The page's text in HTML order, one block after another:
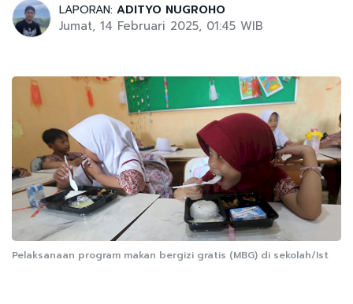
LAPORAN: ADITYO NUGROHO
Jumat, 14 Februari 2025, 01:45 WIB
Pelaksanaan program makan bergizi gratis (MBG) di sekolah/Ist